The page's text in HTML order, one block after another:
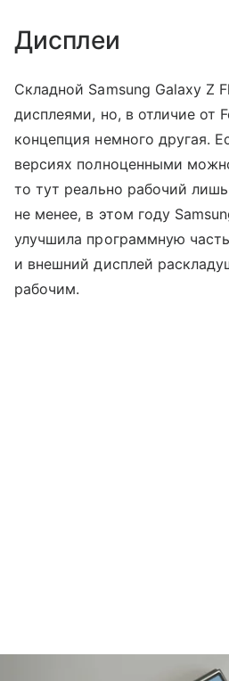
Дисплеи
Складной Samsung Galaxy Z
дисплеями, но, в отличие от
концепция немного другая.
версиях полноценными
то тут реально рабочий
не менее, в этом году
улучшила программную
и внешний дисплей
рабочим.